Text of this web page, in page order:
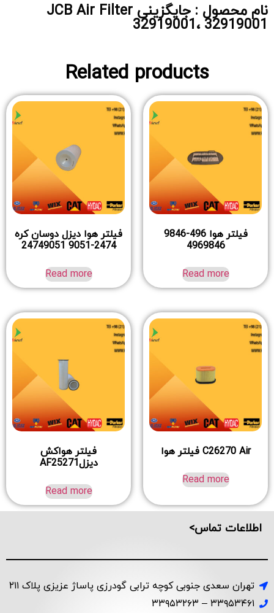
نام محصول : جایگزینی JCB Air Filter
32919001، 32919001
Related products
فیلتر هوا 496-9846
4969846
Read more
فیلتر هوا دیزل دوسان کره
2474-9051 24749051
Read more
C26270 Air فیلتر هوا
Read more
فیلتر هواکش
دیزلAF25271
Read more
اطلاعات تماس>
تهران سعدی جنوبی کوچه ترابی گودرزی پاساژ عزیزی پلاک ۲۱۱
۳۳۹۵۳۴۶۱ – ۳۳۹۵۳۲۶۳